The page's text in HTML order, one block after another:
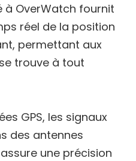
à OverWatch fournit
réel de la position
permettant aux
trouve à tout
GPS, les signaux
des antennes
une précision